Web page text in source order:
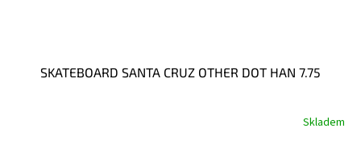
SKATEBOARD SANTA CRUZ OTHER DOT HAN 7.75
Skladem